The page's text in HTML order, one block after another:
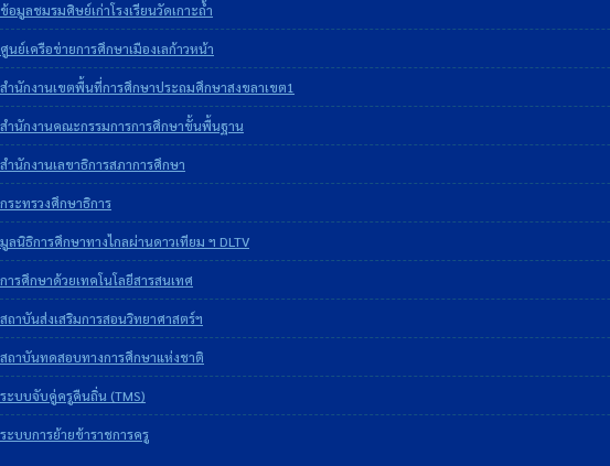
ข้อมูลชมรมศิษย์เก่าโรงเรียนวัดเกาะถ้ำ
ศูนย์เครือข่ายการศึกษาเมืองเลก้าวหน้า
สำนักงานเขตพื้นที่การศึกษาประถมศึกษาสงขลาเขต1
สำนักงานคณะกรรมการการศึกษาขั้นพื้นฐาน
สำนักงานเลขาธิการสภาการศึกษา
กระทรวงศึกษาธิการ
มูลนิธิการศึกษาทางไกลผ่านดาวเทียม ฯ DLTV
การศึกษาด้วยเทคโนโลยีสารสนเทศ
สถาบันส่งเสริมการสอนวิทยาศาสตร์ฯ
สถาบันทดสอบทางการศึกษาแห่งชาติ
ระบบจับคู่ครูคืนถิ่น (TMS)
ระบบการย้ายข้าราชการครู